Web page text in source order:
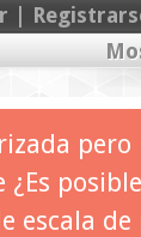
|
pero
escala de